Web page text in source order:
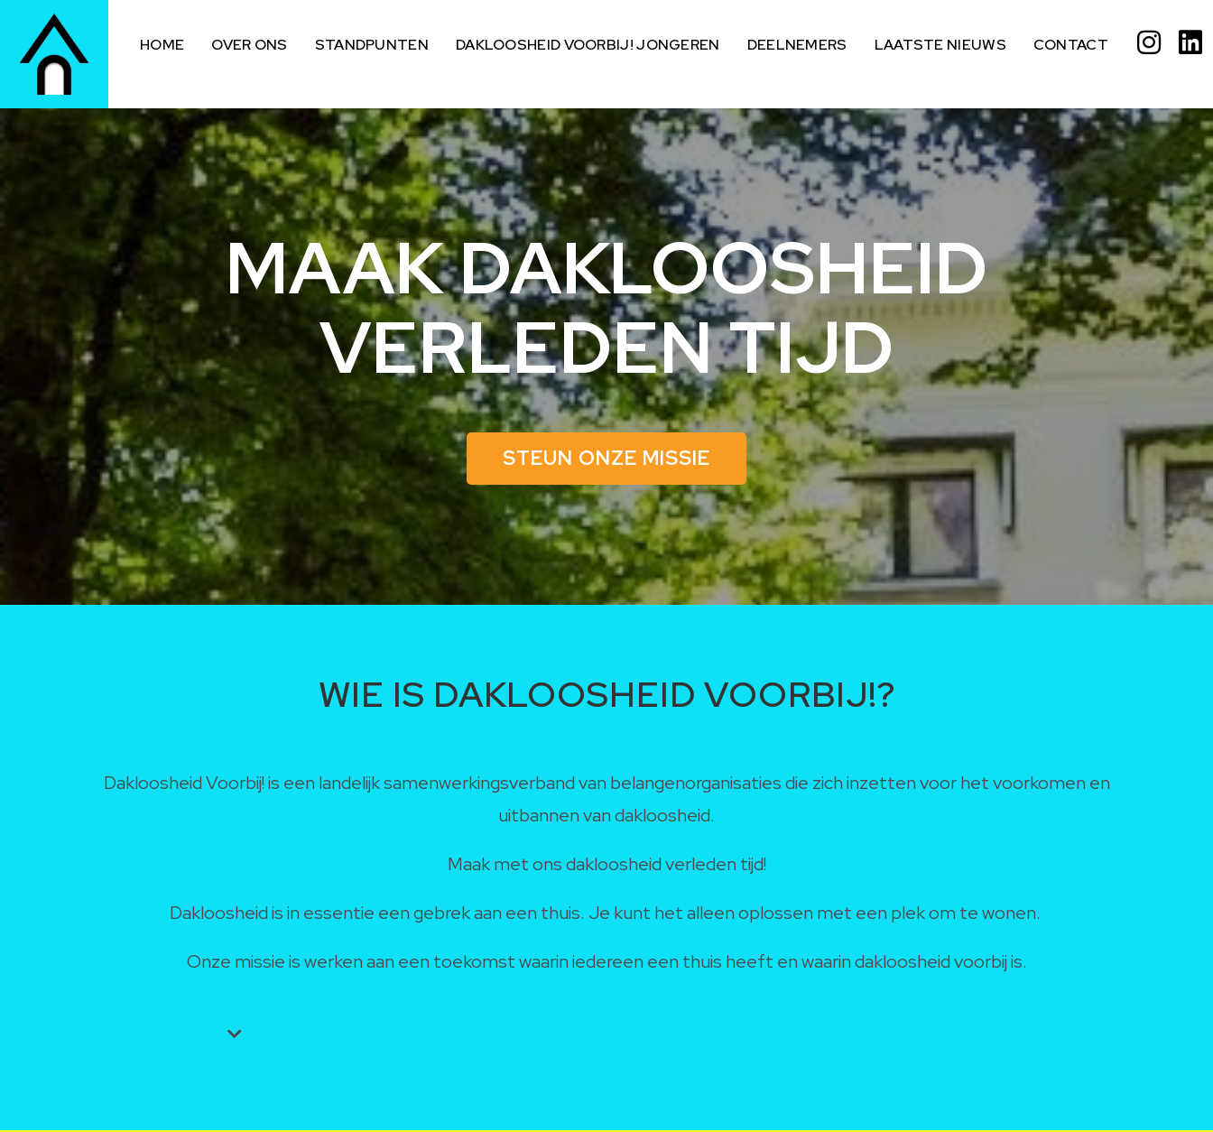
HOME OVER ONS STANDPUNTEN DAKLOOSHEID VOORBIJ! JONGEREN DEELNEMERS LAATSTE NIEUWS CONTACT
MAAKDAKLOOSHEID
VERLEDEN TIJD
STEUN ONZE MISSIE
WIE IS DAKLOOSHEID VOORBIJ!?
Dakloosheid Voorbij! is een landelijk samenwerkingsverband van belangenorganisaties die zich inzetten voor het voorkomen en
uitbannen van dakloosheid.
Maak met ons dakloosheid verleden tijd!
Dakloosheid is in essentie een gebrek aan een thuis. Je kunt het alleen oplossen met een plek om te wonen.
Onze missie is werken aan een toekomst waarin iedereen een thuis heeft en waarin dakloosheid voorbij is.